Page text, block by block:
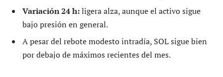
Variación 24 h:ligera alza, aunque el activo sigue
bajo presión en general.
A pesar del rebote modesto intradía, SOL sigue bien
por debajo de máximos recientes del mes.